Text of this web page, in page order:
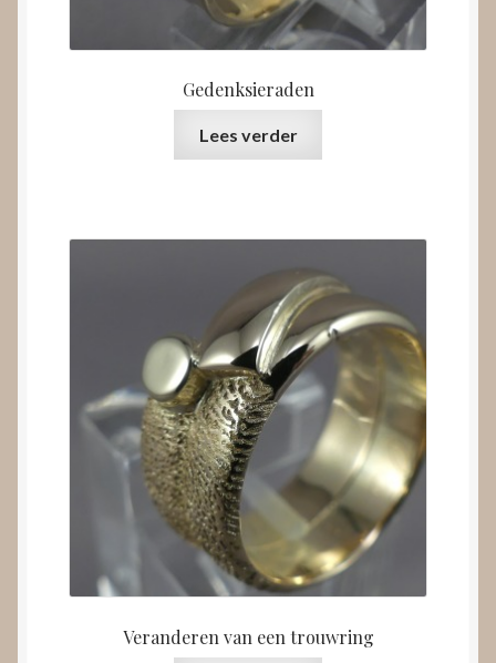
Gedenksieraden
Lees verder
Veranderen van een trouwring